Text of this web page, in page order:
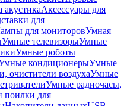
акустикаАксессуары для
для
для мониторовУмная
Умные телевизорыУмные
Умные роботы
кондиционерыУмные
очистители воздухаУмные
Умные радиочасы,
для